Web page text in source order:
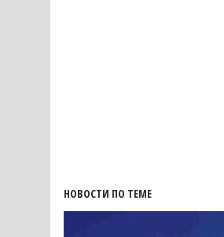
НОВОСТИ ПО ТЕМЕ